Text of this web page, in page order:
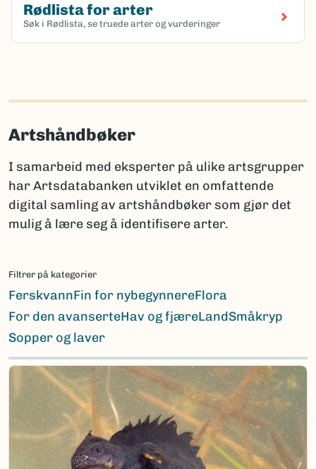
Rødlista for arter
Søk i Rødlista, se truede arter og vurderinger
Artshåndbøker
I samarbeid med eksperter på ulike artsgrupper
har Artsdatabanken utviklet en omfattende
digital samling av artshåndbøker som gjør det
mulig å lære seg å identifisere arter.
Filtrer på kategorier
FerskvannFin for nybegynnereFlora
For den avanserteHav og fjæreLandSmåkryp
Sopper og laver